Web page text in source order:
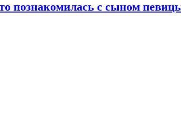
познакомилась с сыном